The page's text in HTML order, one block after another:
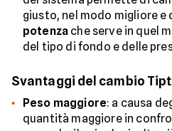
giusto, nel modo migliore e
potenza che serve in quel
del tipo di fondo e delle
Svantaggi del cambio
Peso maggiore: a causa
quantità maggiore in